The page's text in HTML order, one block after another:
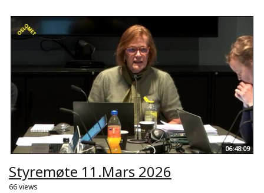
06:48:09
Styremøte 11.Mars 2026
66 views